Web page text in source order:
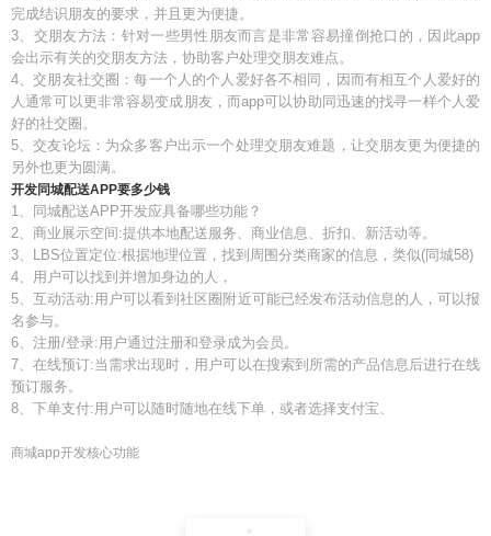
完成结识朋友的要求，并且更为便捷。
3、交朋友方法：针对一些男性朋友而言是非常容易撞倒抢口的，因此app
会出示有关的交朋友方法，协助客户处理交朋友难点。
4、交朋友社交圈：每一个人的个人爱好各不相同，因而有相互个人爱好的
人通常可以更非常容易变成朋友，而app可以协助同迅速的找寻一样个人爱
好的社交圈。
5、交友论坛：为众多客户出示一个处理交朋友难题，让交朋友更为便捷的
另外也更为圆满。
开发同城配送APP要多少钱
1、同城配送APP开发应具备哪些功能？
2、商业展示空间:提供本地配送服务、商业信息、折扣、新活动等。
3、LBS位置定位:根据地理位置，找到周围分类商家的信息，类似(同城58)
4、用户可以找到并增加身边的人，
5、互动活动:用户可以看到社区圈附近可能已经发布活动信息的人，可以报
名参与。
6、注册/登录:用户通过注册和登录成为会员。
7、在线预订:当需求出现时，用户可以在搜索到所需的产品信息后进行在线
预订服务。
8、下单支付:用户可以随时随地在线下单，或者选择支付宝、
商城app开发核心功能